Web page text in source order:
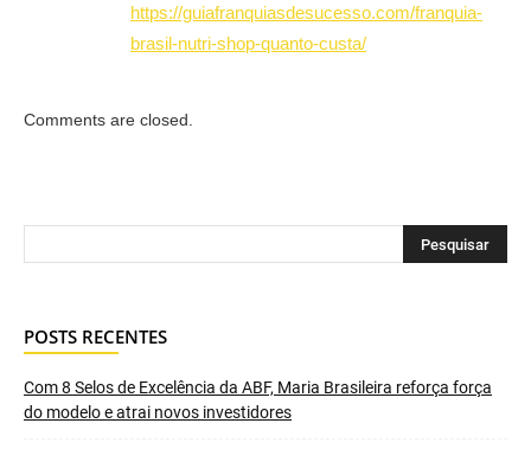
https://guiafranquiasdesucesso.com/franquia-
brasil-nutri-shop-quanto-custa/
Comments are closed.
POSTS RECENTES
Com 8 Selos de Excelência da ABF, Maria Brasileira reforça força
do modelo e atrai novos investidores